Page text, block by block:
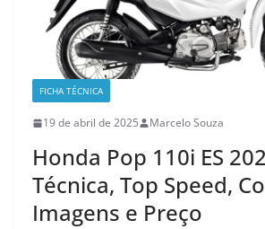
FICHA TÉCNICA
19 de abril de 2025 Marcelo Souza
Honda Pop 110i ES
Técnica, Top Speed,
Imagens e Preço